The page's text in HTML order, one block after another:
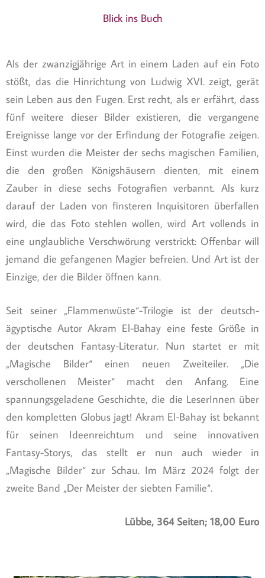
Blick ins Buch
Als der zwanzigjährige Art in einem Laden auf ein Foto
stößt, das die Hinrichtung von Ludwig XVI. zeigt, gerät
sein Leben aus den Fugen. Erst recht, als er erfährt, dass
fünf weitere dieser Bilder existieren, die vergangene
Ereignisse lange vor der Erfindung der Fotografie zeigen.
Einst wurden die Meister der sechs magischen Familien,
die den großen Königshäusern dienten, mit einem
Zauber in diese sechs Fotografien verbannt. Als kurz
darauf der Laden von finsteren Inquisitoren überfallen
wird, die das Foto stehlen wollen, wird Art vollends in
eine unglaubliche Verschwörung verstrickt: Offenbar will
jemand die gefangenen Magier befreien. Und Art ist der
Einzige, der die Bilder öffnen kann.
Seit seiner „Flammenwüste“-Trilogie ist der deutsch-
ägyptische Autor Akram El-Bahay eine feste Größe in
der deutschen Fantasy-Literatur. Nun startet er mit
„Magische Bilder“ einen neuen Zweiteiler. „Die
verschollenen Meister“ macht den Anfang. Eine
spannungsgeladene Geschichte, die die LeserInnen über
den kompletten Globus jagt! Akram El-Bahay ist bekannt
für seinen Ideenreichtum und seine innovativen
Fantasy-Storys, das stellt er nun auch wieder in
„Magische Bilder“ zur Schau. Im März 2024 folgt der
zweite Band „Der Meister der siebten Familie“.
Lübbe, 364 Seiten; 18,00 Euro